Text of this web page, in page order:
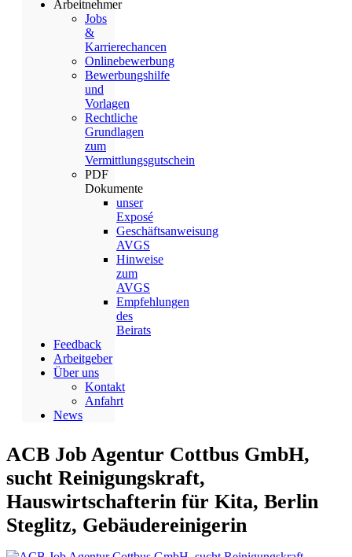
Arbeitnehmer
Jobs
&
Karrierechancen
Onlinebewerbung
Bewerbungshilfe
und
Vorlagen
Rechtliche
Grundlagen
zum
Vermittlungsgutschein
PDF
Dokumente
unser
Exposé
Geschäftsanweisung
AVGS
Hinweise
zum
AVGS
Empfehlungen
des
Beirats
Feedback
Arbeitgeber
Über uns
Kontakt
Anfahrt
News
ACB Job Agentur Cottbus GmbH,
sucht Reinigungskraft,
Hauswirtschafterin für Kita, Berlin
Steglitz, Gebäudereinigerin